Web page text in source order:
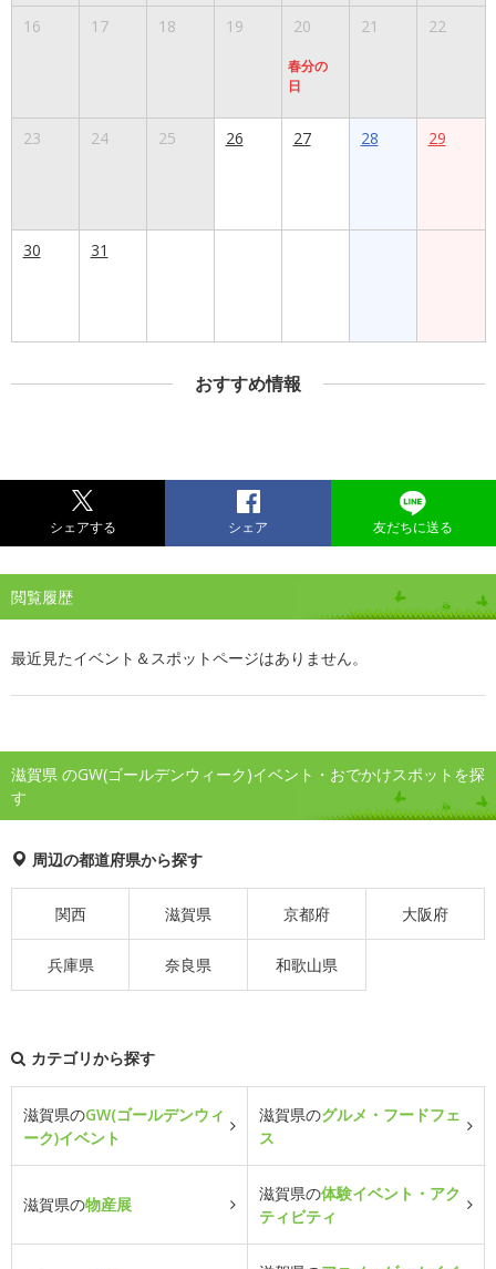
16 17 18 19 20
春分の
日
21 22
23 24 25 26 27 28 29
30 31
おすすめ情報
シェアする シェア 友だちに送る
閲覧履歴
最近見たイベント＆スポットページはありません。
滋賀県 のGW(ゴールデンウィーク)イベント・おでかけスポットを探
す
周辺の都道府県から探す
関西 滋賀県 京都府 大阪府
兵庫県 奈良県 和歌山県
カテゴリから探す
滋賀県のGW(ゴールデンウィ
ーク)イベント
滋賀県のグルメ・フードフェ
ス
滋賀県の物産展
滋賀県の体験イベント・アク
ティビティ